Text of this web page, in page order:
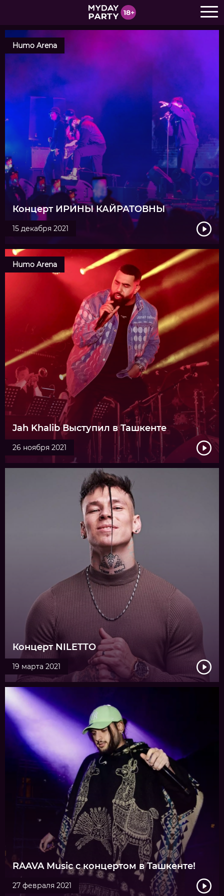
Концерт ИРИНЫ КАЙРАТОВНЫ
Humo Arena
15 декабря 2021
Jah Khalib Выступил в Ташкенте
Humo Arena
26 ноября 2021
Концерт NILETTO
19 марта 2021
RAAVA Music с концертом в Ташкенте!
27 февраля 2021